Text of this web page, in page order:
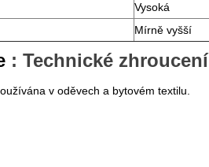
Vysoká
Mírně vyšší
: Technické zhroucení
v oděvech a bytovém textilu.